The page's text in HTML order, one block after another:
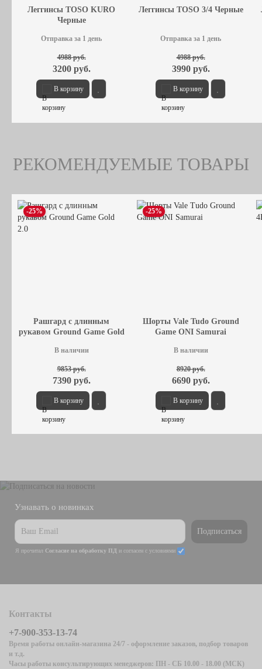
Леггинсы TOSO KURO
Черные
Отправка за 1 день
В корзину
4988 руб.
3200 руб.
Леггинсы TOSO 3/4 Черные
Отправка за 1 день
В корзину
4988 руб.
3990 руб.
РЕКОМЕНДУЕМЫЕ ТОВАРЫ
-25%
Рашгард с длинным
рукавом Ground Game Gold
В наличии
В корзину
9853 руб.
7390 руб.
-25%
Шорты Vale Tudo Ground
Game ONI Samurai
В наличии
В корзину
8920 руб.
6690 руб.
Узнавать о новинках
Подписаться
Я прочитал Согласие на обработку ПД и согласен с условиями
Контакты
+7-900-353-13-74
Время работы онлайн-магазина 24/7 - оформление заказов, подбор товаров
и т.д.
Часы работы консультирующих менеджеров: ПН - СБ 10.00 - 18.00 (МСК)